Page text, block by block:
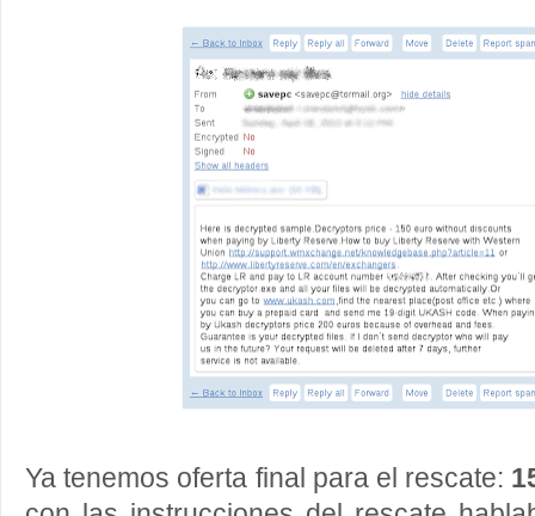
Ya tenemos oferta final para el rescate: